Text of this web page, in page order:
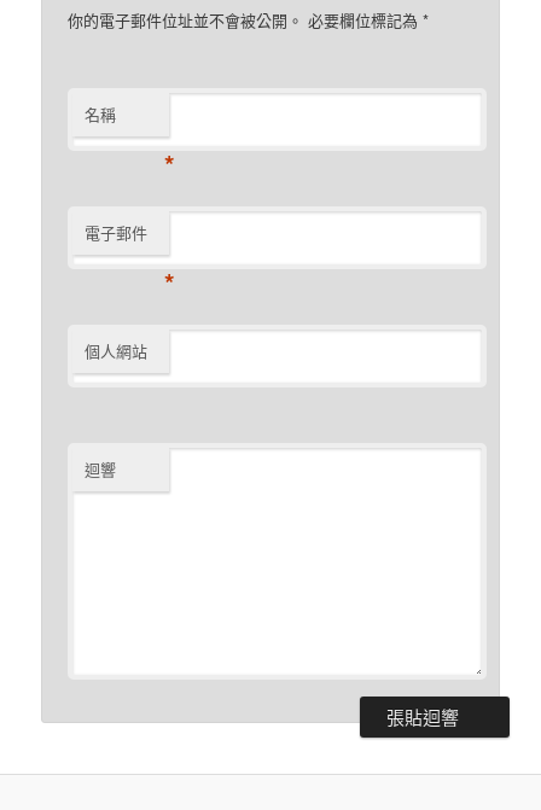
你的電子郵件位址並不會被公開。 必要欄位標記為*
名稱
*
電子郵件
*
個人網站
迴響